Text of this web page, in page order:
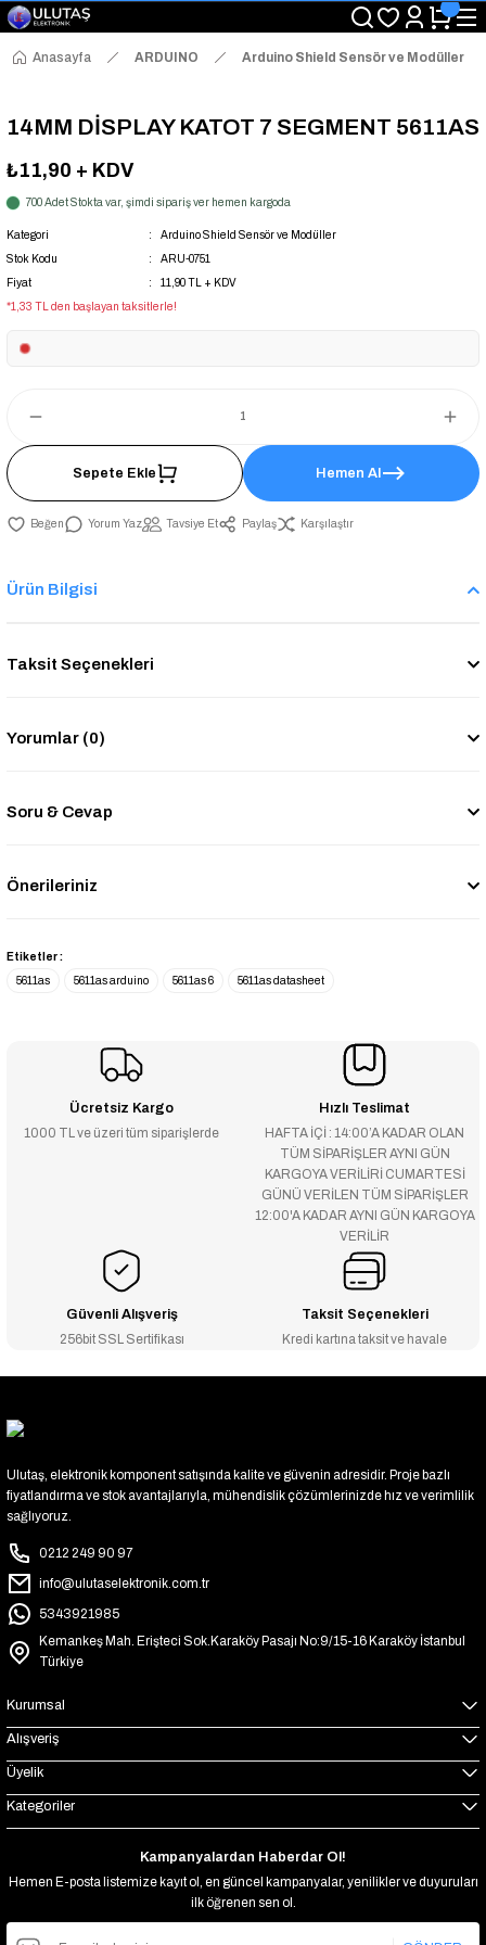
"Saat 14:00'a Kadar Verilen Siparişlerde Aynı Gün Kargo Avantajı!
"Binlerce Ürün Çeşitliliği ile Stoktan Hemen Teslim."
"Toptan Fiyatına Perakende Satış Avantajını Kaçırmayın!"
Anasayfa ARDUINO Arduino Shield Sensör ve Modüller
14MM DİSPLAY KATOT 7 SEGMENT 5611AS
₺11,90 + KDV
700 Adet Stokta var, şimdi sipariş ver hemen kargoda
Kategori
Arduino Shield Sensör ve Modüller
Stok Kodu
ARU-0751
Fiyat
11,90 TL + KDV
*1,33 TL den başlayan taksitlerle!
Sepete Ekle Hemen Al
Yorum Yaz Tavsiye Et Paylaş Karşılaştır
Ürün Bilgisi
Taksit Seçenekleri
Yorumlar (0)
Soru & Cevap
Önerileriniz
Etiketler :
5611as
5611as arduino 5611as 6 5611as datasheet
Ücretsiz Kargo
1000 TL ve üzeri tüm siparişlerde
Hızlı Teslimat
HAFTA İÇİ : 14:00’A KADAR OLAN
TÜM SİPARİŞLER AYNI GÜN
KARGOYA VERİLİRİ CUMARTESİ
GÜNÜ VERİLEN TÜM SİPARİŞLER
12:00'A KADAR AYNI GÜN KARGOYA
VERİLİR
Güvenli Alışveriş
256bit SSL Sertifikası
Taksit Seçenekleri
Kredi kartına taksit ve havale
Ulutaş, elektronik komponent satışında kalite ve güvenin adresidir. Proje bazlı
fiyatlandırma ve stok avantajlarıyla, mühendislik çözümlerinizde hız ve verimlilik
sağlıyoruz.
0212 249 90 97
info@ulutaselektronik.com.tr
5343921985
Kemankeş Mah. Erişteci Sok.Karaköy Pasajı No:9/15-16 Karaköy İstanbul
Türkiye
Kurumsal
Alışveriş
Üyelik
Kategoriler
Kampanyalardan Haberdar Ol!
Hemen E-posta listemize kayıt ol, en güncel kampanyalar, yenilikler ve duyuruları
ilk öğrenen sen ol.